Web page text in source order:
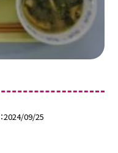
2024/09/25